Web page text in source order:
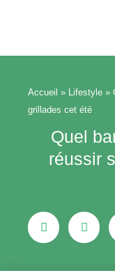
Accueil » Lifestyle »
grillades cet été
Quel
réussir